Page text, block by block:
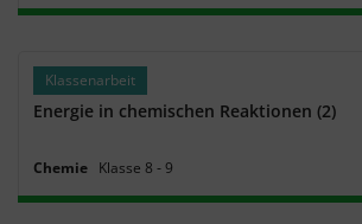
Klassenarbeit
Energie in chemischen Reaktionen (2)
Chemie Klasse 8 ‐9